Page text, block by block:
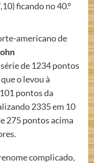
ficando no 40.º
americano de
de 1234 pontos
o levou à
pontos da
2335 em 10
275 pontos acima
complicado,